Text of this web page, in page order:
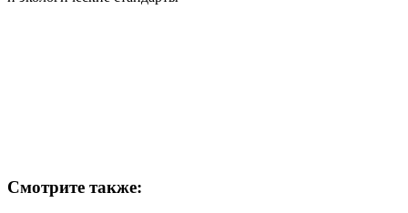
Смотрите также: